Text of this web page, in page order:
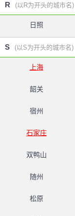
R (以R为开头的城市名)
日照
S (以S为开头的城市名)
上海
韶关
宿州
石家庄
双鸭山
随州
松原